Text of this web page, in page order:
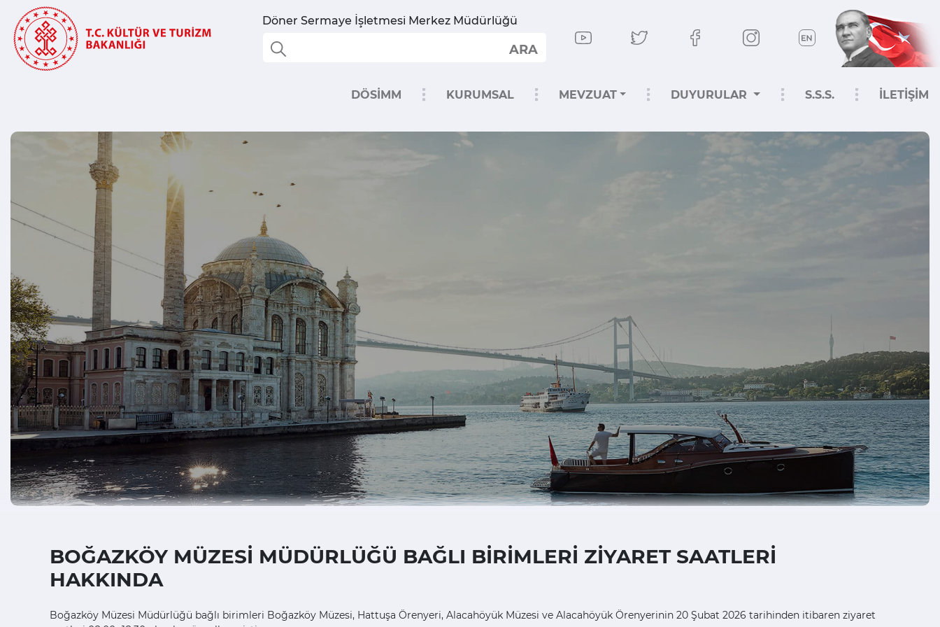
Döner Sermaye İşletmesi Merkez Müdürlüğü
ARA
DÖSİMM KURUMSAL MEVZUAT DUYURULAR S.S.S. İLETİŞİM
BOĞAZKÖY MÜZESİ MÜDÜRLÜĞÜ BAĞLI BİRİMLERİ ZİYARET SAATLERİ
HAKKINDA
Boğazköy Müzesi Müdürlüğü bağlı birimleri Boğazköy Müzesi, Hattuşa Örenyeri, Alacahöyük Müzesi ve Alacahöyük Örenyerinin 20 Şubat 2026 tarihinden itibaren ziyaret